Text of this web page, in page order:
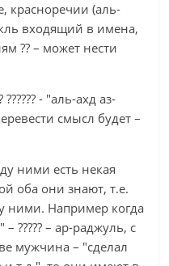
красноречии (аль-
входящий в имена,
?? – может нести
- "аль-ахд аз-
смысл будет –
ними есть некая
оба они знают, т.е.
ними. Например когда
????? – ар-раджуль, с
мужчина – "сделал